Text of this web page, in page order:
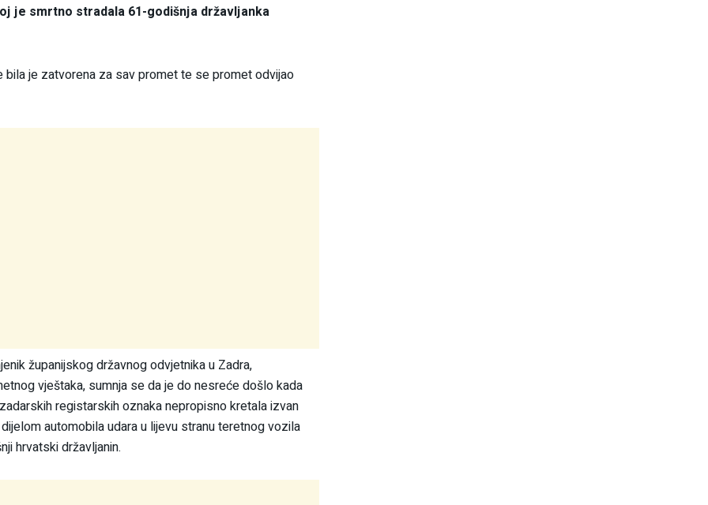
je smrtno stradala 61-godišnja državljanka
je zatvorena za sav promet te se promet odvijao
županijskog državnog odvjetnika u Zadra,
vještaka, sumnja se da je do nesreće došlo kada
registarskih oznaka nepropisno kretala izvan
automobila udara u lijevu stranu teretnog vozila
hrvatski državljanin.